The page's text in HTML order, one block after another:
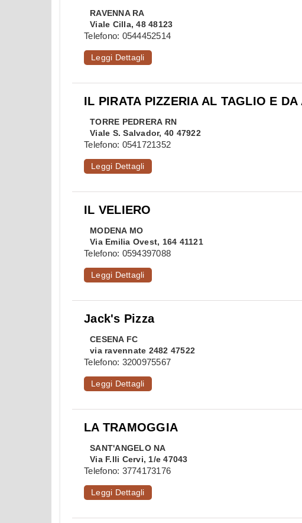
RAVENNA RA
Viale Cilla, 48 48123
Telefono: 0544452514
Leggi Dettagli
IL PIRATA PIZZERIA AL TAGLIO E DA
TORRE PEDRERA RN
Viale S. Salvador, 40 47922
Telefono: 0541721352
Leggi Dettagli
IL VELIERO
MODENA MO
Via Emilia Ovest, 164 41121
Telefono: 0594397088
Leggi Dettagli
Jack's Pizza
CESENA FC
via ravennate 2482 47522
Telefono: 3200975567
Leggi Dettagli
LA TRAMOGGIA
SANT'ANGELO NA
Via F.lli Cervi, 1/e 47043
Telefono: 3774173176
Leggi Dettagli